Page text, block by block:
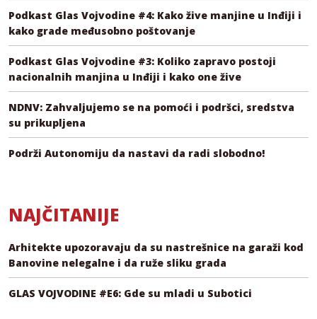
Podkast Glas Vojvodine #4: Kako žive manjine u Inđiji i
kako grade međusobno poštovanje
Podkast Glas Vojvodine #3: Koliko zapravo postoji
nacionalnih manjina u Inđiji i kako one žive
NDNV: Zahvaljujemo se na pomoći i podršci, sredstva
su prikupljena
Podrži Autonomiju da nastavi da radi slobodno!
NAJČITANIJE
Arhitekte upozoravaju da su nastrešnice na garaži kod
Banovine nelegalne i da ruže sliku grada
GLAS VOJVODINE #E6: Gde su mladi u Subotici